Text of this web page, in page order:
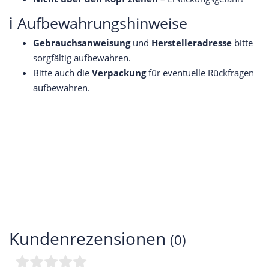
ℹ️ Aufbewahrungshinweise
Gebrauchsanweisungund Herstelleradresse bitte
sorgfältig aufbewahren.
Bitte auch dieVerpackungfür eventuelle Rückfragen
aufbewahren.
Kundenrezensionen (0)